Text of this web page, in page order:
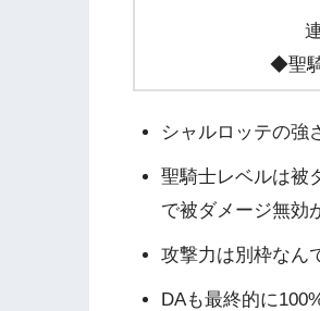
◆聖
シャルロッテの強
聖騎士レベルは被
で被ダメージ無効
攻撃力は別枠なん
DAも最終的に